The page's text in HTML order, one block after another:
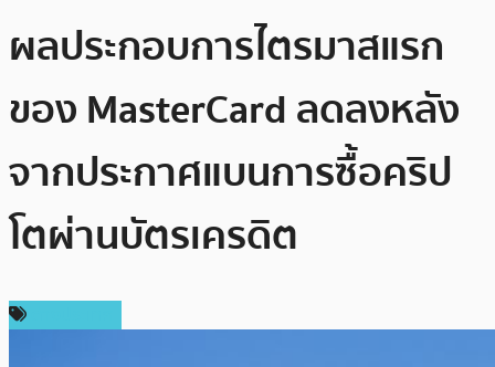
ผลประกอบการไตรมาสแรก
ของ MasterCard ลดลงหลัง
จากประกาศแบนการซื้อคริป
โตผ่านบัตรเครดิต